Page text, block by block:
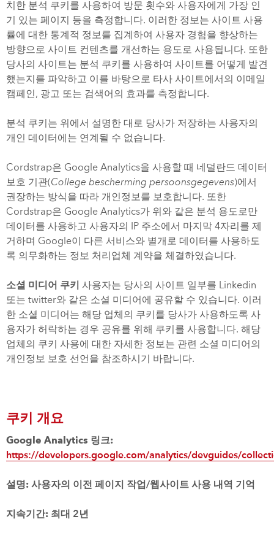
치한 분석 쿠키를 사용하여 방문 횟수와 사용자에게 가장 인
기 있는 페이지 등을 측정합니다. 이러한 정보는 사이트 사용
률에 대한 통계적 정보를 집계하여 사용자 경험을 향상하는
방향으로 사이트 컨텐츠를 개선하는 용도로 사용됩니다. 또한
당사의 사이트는 분석 쿠키를 사용하여 사이트를 어떻게 발견
했는지를 파악하고 이를 바탕으로 타사 사이트에서의 이메일
캠페인, 광고 또는 검색어의 효과를 측정합니다.
분석 쿠키는 위에서 설명한 대로 당사가 저장하는 사용자의
개인 데이터에는 연계될 수 없습니다.
Cordstrap은 Google Analytics을 사용할 때 네덜란드 데이터
보호 기관(College bescherming persoonsgegevens)에서
권장하는 방식을 따라 개인정보를 보호합니다. 또한
Cordstrap은 Google Analytics가 위와 같은 분석 용도로만
데이터를 사용하고 사용자의 IP 주소에서 마지막 4자리를 제
거하며 Google이 다른 서비스와 별개로 데이터를 사용하도
록 의무화하는 정보 처리업체 계약을 체결하였습니다.
소셜 미디어 쿠키 사용자는 당사의 사이트 일부를 Linkedin
또는 twitter와 같은 소셜 미디어에 공유할 수 있습니다. 이러
한 소셜 미디어는 해당 업체의 쿠키를 당사가 사용하도록 사
용자가 허락하는 경우 공유를 위해 쿠키를 사용합니다. 해당
업체의 쿠키 사용에 대한 자세한 정보는 관련 소셜 미디어의
개인정보 보호 선언을 참조하시기 바랍니다.
쿠키 개요
Google Analytics 링크:
https://developers.google.com/analytics/devguides/
설명: 사용자의 이전 페이지 작업/웹사이트 사용 내역 기억
지속기간: 최대 2년